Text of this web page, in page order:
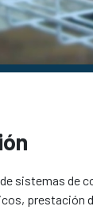
sistemas de
prestación